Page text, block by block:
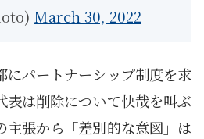
March 30, 2022
にパートナーシップ制度を求
表は削除について快哉を叫ぶ
主張から「差別的な意図」は